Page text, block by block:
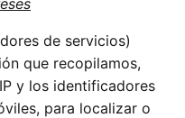
de servicios)
que recopilamos,
y los identificadores
para localizar o